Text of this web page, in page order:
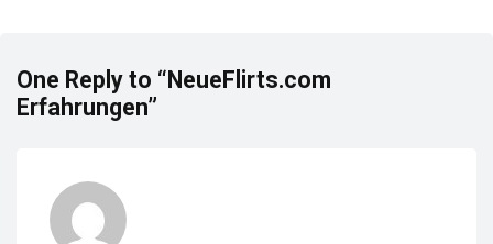
One Reply to “NeueFlirts.com
Erfahrungen”